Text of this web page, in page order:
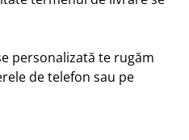
personalizată te rugăm
de telefon sau pe